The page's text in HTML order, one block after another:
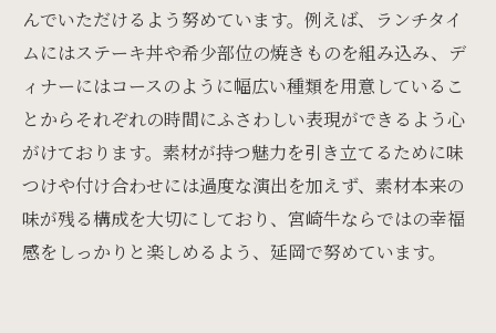
んでいただけるよう努めています。例えば、ランチタイ
ムにはステーキ丼や希少部位の焼きものを組み込み、デ
ィナーにはコースのように幅広い種類を用意しているこ
とからそれぞれの時間にふさわしい表現ができるよう心
がけております。素材が持つ魅力を引き立てるために味
つけや付け合わせには過度な演出を加えず、素材本来の
味が残る構成を大切にしており、宮崎牛ならではの幸福
感をしっかりと楽しめるよう、延岡で努めています。